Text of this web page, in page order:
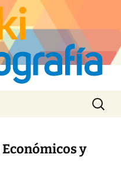
Buscar:
y